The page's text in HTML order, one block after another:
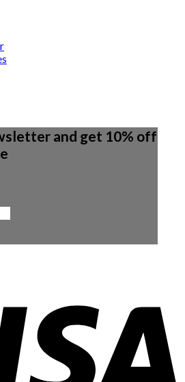
and get 10% off